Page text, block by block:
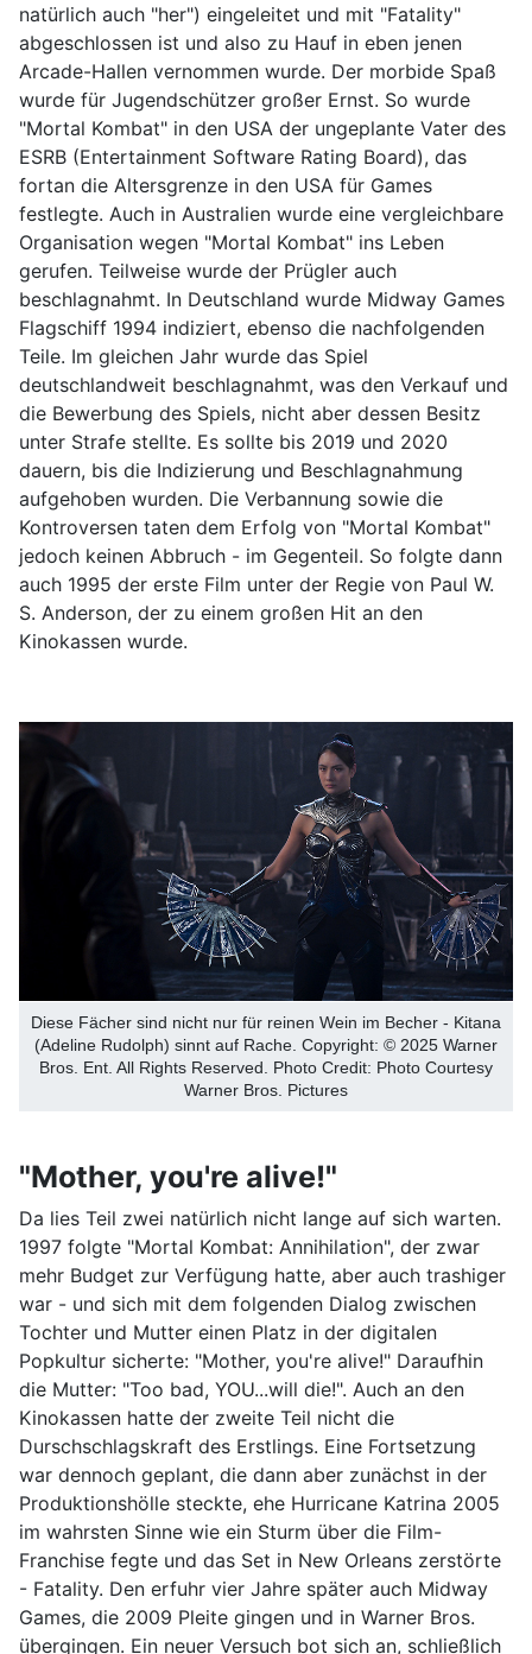
natürlich auch "her") eingeleitet und mit "Fatality"
abgeschlossen ist und also zu Hauf in eben jenen
Arcade-Hallen vernommen wurde. Der morbide Spaß
wurde für Jugendschützer großer Ernst. So wurde
"Mortal Kombat" in den USA der ungeplante Vater des
ESRB (Entertainment Software Rating Board), das
fortan die Altersgrenze in den USA für Games
festlegte. Auch in Australien wurde eine vergleichbare
Organisation wegen "Mortal Kombat" ins Leben
gerufen. Teilweise wurde der Prügler auch
beschlagnahmt. In Deutschland wurde Midway Games
Flagschiff 1994 indiziert, ebenso die nachfolgenden
Teile. Im gleichen Jahr wurde das Spiel
deutschlandweit beschlagnahmt, was den Verkauf und
die Bewerbung des Spiels, nicht aber dessen Besitz
unter Strafe stellte. Es sollte bis 2019 und 2020
dauern, bis die Indizierung und Beschlagnahmung
aufgehoben wurden. Die Verbannung sowie die
Kontroversen taten dem Erfolg von "Mortal Kombat"
jedoch keinen Abbruch - im Gegenteil. So folgte dann
auch 1995 der erste Film unter der Regie von Paul W.
S. Anderson, der zu einem großen Hit an den
Kinokassen wurde.
Diese Fächer sind nicht nur für reinen Wein im Becher - Kitana
(Adeline Rudolph) sinnt auf Rache. Copyright: © 2025 Warner
Bros. Ent. All Rights Reserved. Photo Credit: Photo Courtesy
Warner Bros. Pictures
"Mother, you're alive!"
Da lies Teil zwei natürlich nicht lange auf sich warten.
1997 folgte "Mortal Kombat: Annihilation", der zwar
mehr Budget zur Verfügung hatte, aber auch trashiger
war - und sich mit dem folgenden Dialog zwischen
Tochter und Mutter einen Platz in der digitalen
Popkultur sicherte: "Mother, you're alive!" Daraufhin
die Mutter: "Too bad, YOU...will die!". Auch an den
Kinokassen hatte der zweite Teil nicht die
Durschschlagskraft des Erstlings. Eine Fortsetzung
war dennoch geplant, die dann aber zunächst in der
Produktionshölle steckte, ehe Hurricane Katrina 2005
im wahrsten Sinne wie ein Sturm über die Film-
Franchise fegte und das Set in New Orleans zerstörte
- Fatality. Den erfuhr vier Jahre später auch Midway
Games, die 2009 Pleite gingen und in Warner Bros.
übergingen. Ein neuer Versuch bot sich an, schließlich